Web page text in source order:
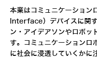
本業はコミュニケーショ
Interface）デバイスに関
ン・アイデアソンやロボッ
す。コミュニケーションロ
に社会に浸透していくかに